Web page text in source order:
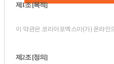
제1조 [목적]
이 약관은 코리아포멕스이(가) 온라인
제2조 [정의]